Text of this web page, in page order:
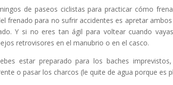
de paseos ciclistas para practicar cómo
frenado para no sufrir accidentes es apretar
Y si no eres tan ágil para voltear cuando
retrovisores en el manubrio o en el casco.
estar preparado para los baches
o pasar los charcos (le quite de agua porque es